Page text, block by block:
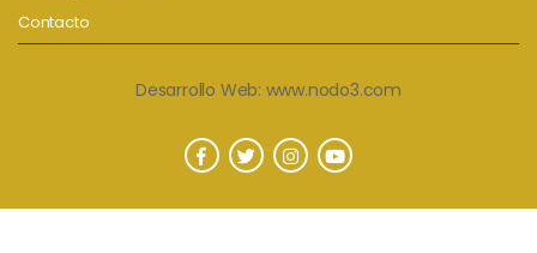
Contacto
Desarrollo Web: www.nodo3.com